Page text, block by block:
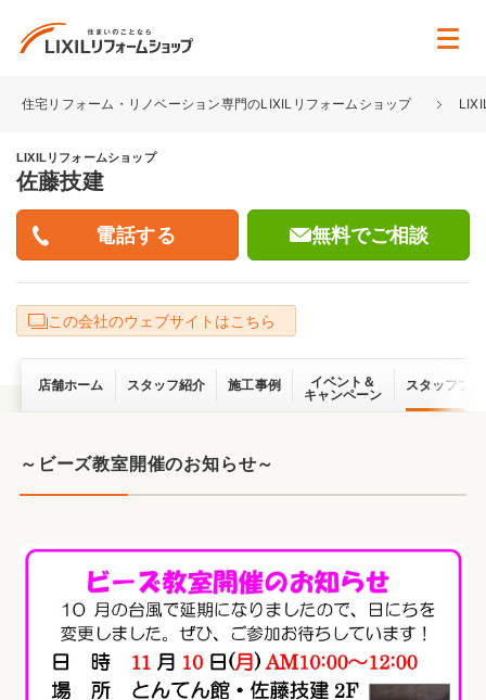
住宅リフォーム・リノベーション専門のLIXILリフォームショップ
LIXILリフォームショップ
佐藤技建
無料でご相談
この会社のウェブサイトはこちら
店舗ホーム スタッフ紹介 施工事例
イベント＆
キャンペーン
スタッフブ
～ビーズ教室開催のお知らせ～